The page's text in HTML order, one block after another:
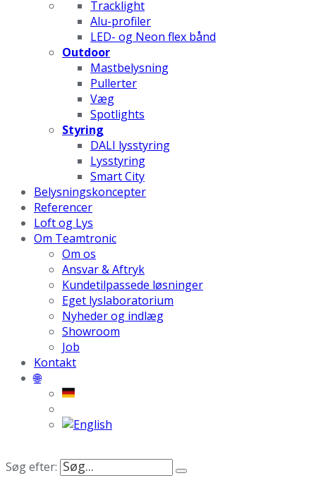
Tracklight
Alu-profiler
LED- og Neon flex bånd
Outdoor
Mastbelysning
Pullerter
Væg
Spotlights
Styring
DALI lysstyring
Lysstyring
Smart City
Belysningskoncepter
Referencer
Loft og Lys
Om Teamtronic
Om os
Ansvar & Aftryk
Kundetilpassede løsninger
Eget lyslaboratorium
Nyheder og indlæg
Showroom
Job
Kontakt
🌐
Søg efter: